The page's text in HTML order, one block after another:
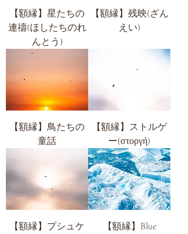
【額縁】星たちの
連禱(ほしたちのれ
んとう)
【額縁】残映(ざん
えい)
【額縁】鳥たちの
童話
【額縁】ストルゲ
ー(στοργή)
【額縁】プシュケ
【額縁】Blue